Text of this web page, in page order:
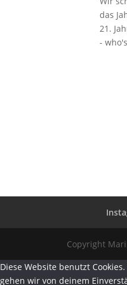
das
21.
-
Copyright
Diese Website benutzt
gehen wir von deinem